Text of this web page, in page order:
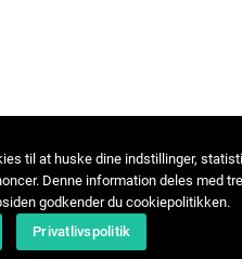
til at huske dine indstillinger,
Denne information deles med
godkender du cookiepolitikken.
Privatlivspolitik